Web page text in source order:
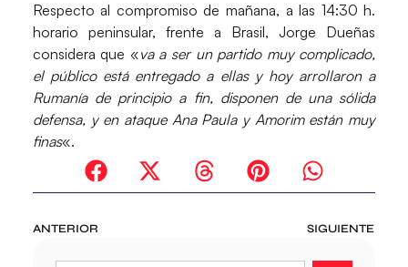
Respecto al compromiso de mañana, a las 14:30 h.
horario peninsular, frente a Brasil, Jorge Dueñas
considera que «va a ser un partido muy complicado,
el público está entregado a ellas y hoy arrollaron a
Rumanía de principio a fin, disponen de una sólida
defensa, y en ataque Ana Paula y Amorim están muy
finas«.
ANTERIOR SIGUIENTE